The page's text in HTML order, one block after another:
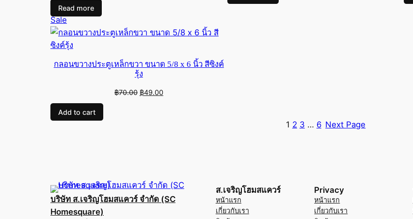
Read more
SaleProduct
on
sale
กลอนขวางประตูเหล็กขวา ขนาด 5/8 x 6 นิ้ว สีซิงค์
รุ้ง
฿70.00 Original
฿49.00Current
Add to cart
1 2 3 … 6 Next Page
บริษัท ส.เจริญโฮมสแควร์ จำกัด (SC
Homesquare)
ส.เจริญโฮมสแควร์
หน้าแรก
เกี่ยวกับเรา
Privacy
หน้าแรก
เกี่ยวกับเรา